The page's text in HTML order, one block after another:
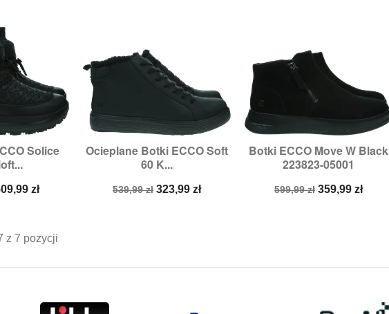
Solice
zł
37,
Ocieplane Botki ECCO Soft
60 K...
Cena
539,99 zł Cena
323,99 zł
Szybki podgląd
Rozmiary:39,
Botki ECCO Move W Black
223823-05001
Cena
599,99 zł Cena
359,99 zł
Szybki podgląd
Rozmiary:41
z 7 pozycji